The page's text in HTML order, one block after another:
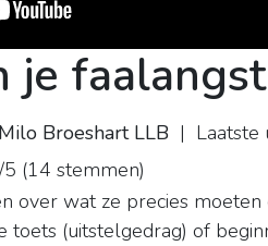
je
Broeshart LLB | Laatste
5 (14 stemmen)
over wat ze precies
toets (uitstelgedrag) of